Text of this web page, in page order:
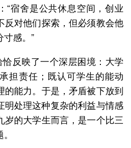
“宿舍是公共休息空间，创业
反对他们探索，但必须教会他
感。”
恰反映了一个深层困境：大学
担责任；既认可学生的能动
的能力。于是，矛盾被下放到
处理这种复杂的利益与情感
岁的大学生而言，是一个比三